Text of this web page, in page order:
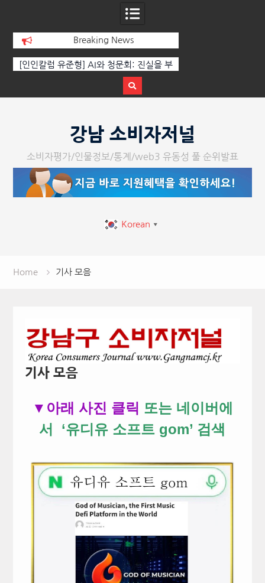
Breaking News
[인인칼럼 유준형] AI와 청문회: 진실을 부
르는 힘은 고성이 아니라 준비된 질문이
다.
페스티벌’ 성
강남 소비자저널
소비자평가/인물정보/통계/web3 유동성 풀 순위발표
Korean ▼
Home 기사 모음
기사 모음
▼아래 사진 클릭 또는 네이버에
서 ‘유디유 소프트 gom’ 검색